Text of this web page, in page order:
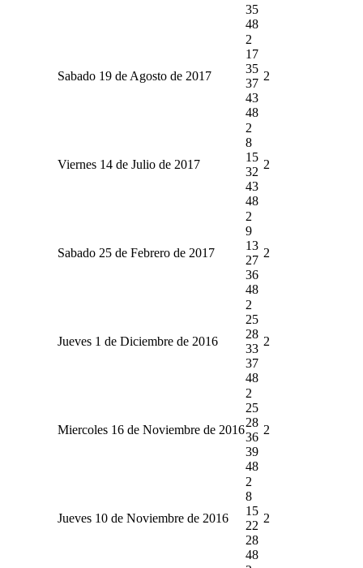
35
48
Sabado 19 de Agosto de 2017
2
17
35
37
43
48
2
Viernes 14 de Julio de 2017
2
8
15
32
43
48
2
Sabado 25 de Febrero de 2017
2
9
13
27
36
48
2
Jueves 1 de Diciembre de 2016
2
25
28
33
37
48
2
Miercoles 16 de Noviembre de 2016
2
25
28
36
39
48
2
Jueves 10 de Noviembre de 2016
2
8
15
22
28
48
2